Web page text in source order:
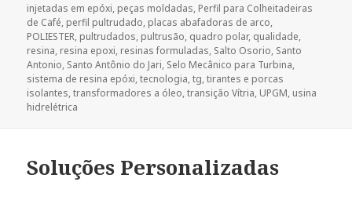
injetadas em epóxi, peças moldadas, Perfil para Colheitadeiras
de Café, perfil pultrudado, placas abafadoras de arco,
POLIESTER, pultrudados, pultrusão, quadro polar, qualidade,
resina, resina epoxi, resinas formuladas, Salto Osorio, Santo
Antonio, Santo Antônio do Jari, Selo Mecânico para Turbina,
sistema de resina epóxi,tecnologia,tg,tirantes e porcas
isolantes,transformadores a óleo,transição Vítria, UPGM, usina
hidrelétrica
Soluções Personalizadas